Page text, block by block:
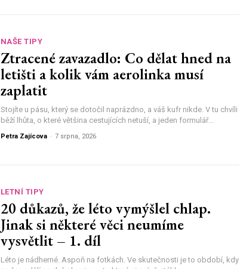
NAŠE TIPY
Ztracené zavazadlo: Co dělat hned na
letišti a kolik vám aerolinka musí
zaplatit
Stojíte u pásu, který se dotočil naprázdno, a váš kufr nikde. V tu chvíli
běží lhůta, o které většina cestujících netuší, a jeden formulář...
Petra Zajícova - 7 srpna, 2026
LETNÍ TIPY
20 důkazů, že léto vymýšlel chlap.
Jinak si některé věci neumíme
vysvětlit – 1. díl
Léto je nádherné. Aspoň na fotkách. Ve skutečnosti je to období, kdy